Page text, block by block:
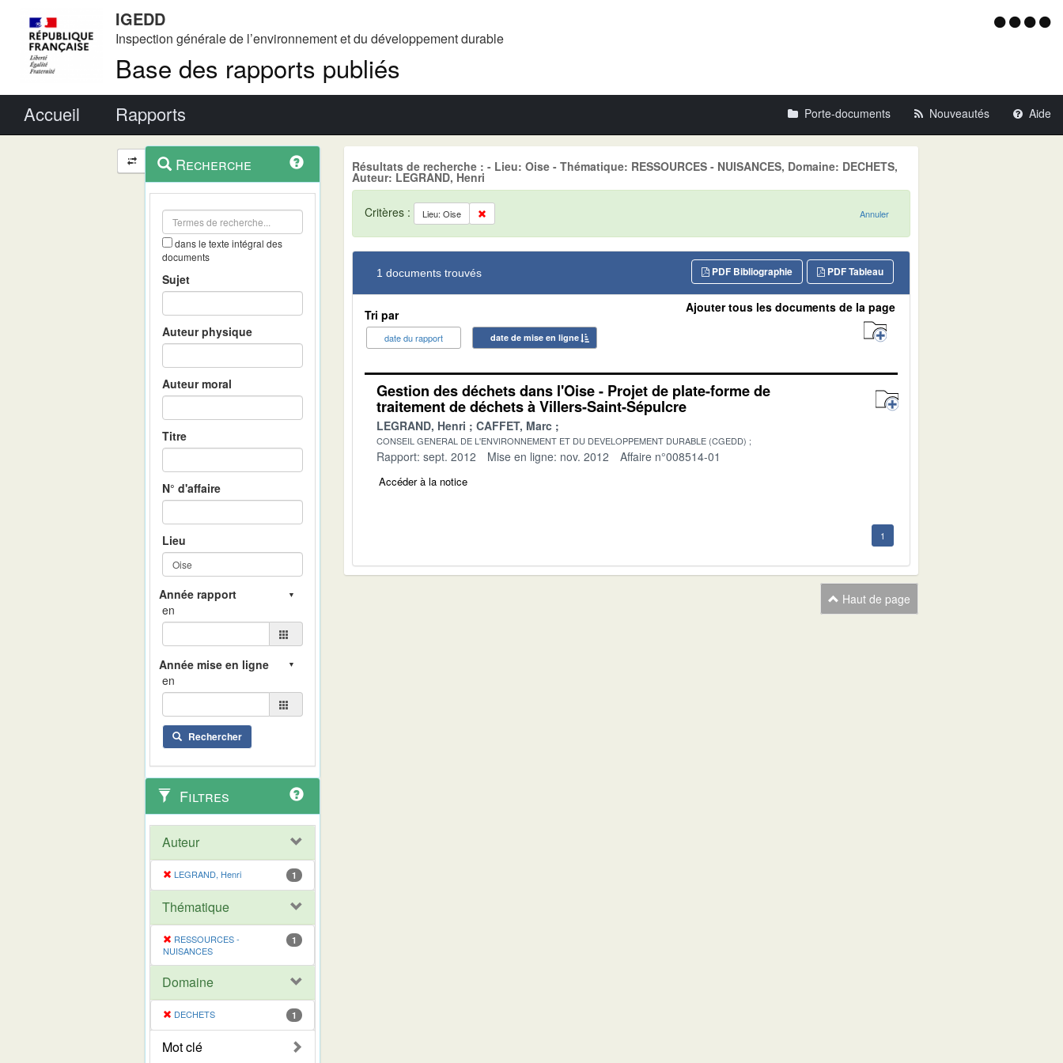
IGEDD
Inspection générale de l’environnement et du développement durable
Base des rapports publiés
Menu
Accueil Rapports Porte-documents Nouveautés Aide
Navigation
et
outils
contextuel
Recherche
dans le texte intégral des
documents
Sujet
Auteur physique
Auteur moral
Titre
N° d'affaire
Lieu
en
en
Rechercher
Filtres
Auteur
LEGRAND, Henri 1
Thématique
RESSOURCES -
NUISANCES
1
Domaine
DECHETS 1
Mot clé
Résultats de recherche : - Lieu: Oise - Thématique: RESSOURCES - NUISANCES, Domaine: DECHETS,
Auteur: LEGRAND, Henri
Critères : Lieu: Oise Annuler
1 documents trouvés PDF Tableau
PDF Bibliographie
Tri par
date du rapport date de mise en ligne
Ajouter tous les documents de la page
Gestion des déchets dans l'Oise - Projet de plate-forme de
traitement de déchets à Villers-Saint-Sépulcre
LEGRAND, Henri CAFFET, Marc
CONSEIL GENERAL DE L'ENVIRONNEMENT ET DU DEVELOPPEMENT DURABLE (CGEDD)
Rapport: sept. 2012 Mise en ligne: nov. 2012 Affaire n°008514-01
Accéder à la notice
1
Haut de page